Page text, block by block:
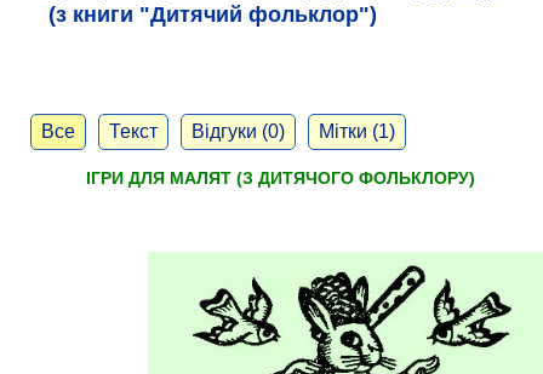
(з книги "Дитячий фольклор")
Все Текст Відгуки (0) Мітки (1)
ІГРИ ДЛЯ МАЛЯТ (З ДИТЯЧОГО ФОЛЬКЛОРУ)